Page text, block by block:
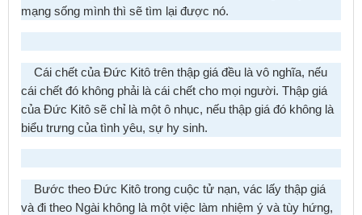
mạng sống mình thì sẽ tìm lại được nó.
Cái chết của Ðức Kitô trên thập giá đều là vô nghĩa, nếu
cái chết đó không phải là cái chết cho mọi người. Thập giá
của Ðức Kitô sẽ chỉ là một ô nhục, nếu thập giá đó không là
biểu trưng của tình yêu, sự hy sinh.
Bước theo Ðức Kitô trong cuộc tử nạn, vác lấy thập giá
và đi theo Ngài không là một việc làm nhiệm ý và tùy hứng,